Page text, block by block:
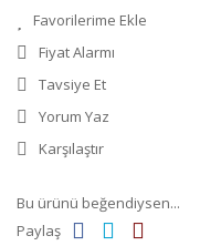
Fiyat Alarmı
Tavsiye Et
Yorum Yaz
Karşılaştır
Bu ürünü beğendiysen...
Paylaş